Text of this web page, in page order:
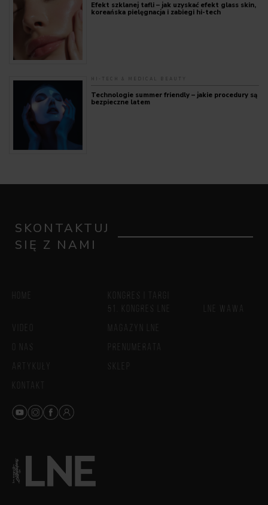
Efekt szklanej tafli – jak uzyskać efekt glass skin,
koreańska pielęgnacja i zabiegi hi-tech
HI-TECH & MEDICAL BEAUTY
Technologie summer friendly – jakie procedury są
bezpieczne latem
SKONTAKTUJ
SIĘ Z NAMI
KONGRES I TARGI
51. KONGRES LNE
LNE WAWA
VIDEO
MAGAZYN LNE
O NAS
PRENUMERATA
ARTYKUŁY
SKLEP